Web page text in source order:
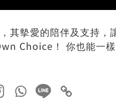
其摰愛的陪伴及支持，
Choice！ 你也能一樣